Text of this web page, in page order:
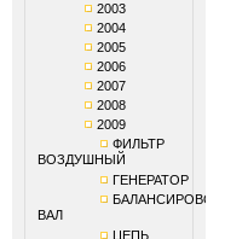
2003
2004
2005
2006
2007
2008
2009
ФИЛЬТР
ВОЗДУШНЫЙ
ГЕНЕРАТОР
БАЛАНСИРОВОЧНЫЙ
ВАЛ
ЦЕПЬ